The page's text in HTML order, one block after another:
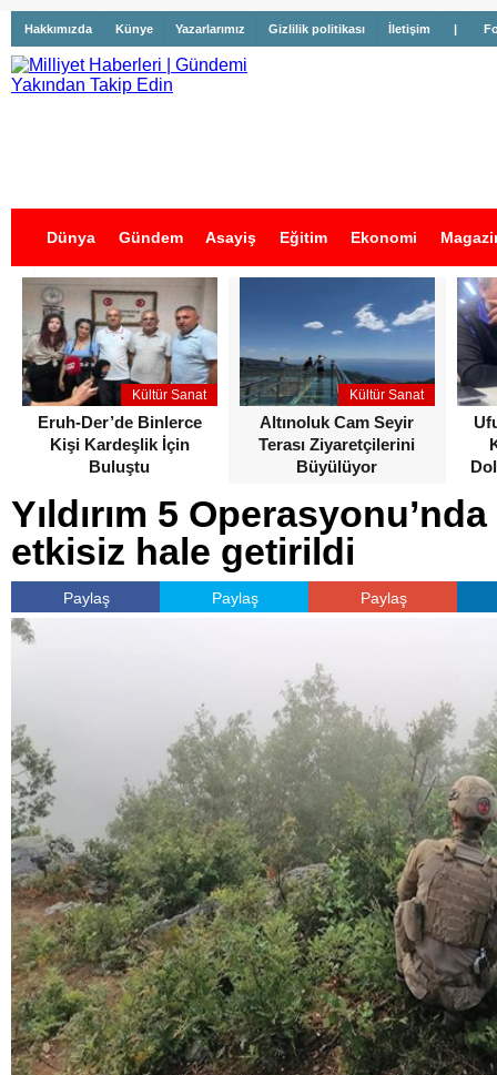
Hakkımızda Künye Yazarlarımız Gizlilik politikası İletişim |
Dünya Gündem Asayiş Eğitim Ekonomi
İş İlanları
Kültür Sanat
Eruh-Der’de Binlerce
Kişi Kardeşlik İçin
Buluştu
Kültür Sanat
Altınoluk Cam Seyir
Terası Ziyaretçilerini
Büyülüyor
Yıldırım 5
etkisiz hale getirildi
Paylaş Paylaş Paylaş